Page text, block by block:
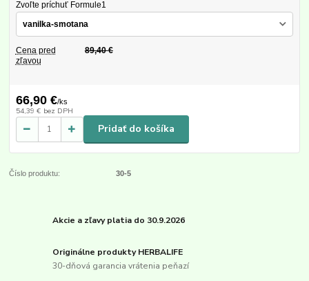
Zvoľte príchuť Formule1
Cena pred
zľavou
89,40 €
66,90 €/ks
54,39 € bez DPH
Pridať do košíka
Číslo produktu: 30-5
Akcie a zľavy platia do 30.9.2026
Originálne produkty HERBALIFE
30-dňová garancia vrátenia peňazí